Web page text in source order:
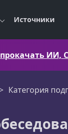
Источники
прокачать ИИ,
Категория